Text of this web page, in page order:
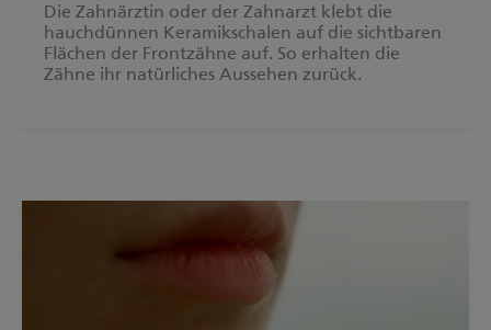
Die Zahnärztin oder der Zahnarzt klebt die
hauchdünnen Keramikschalen auf die sichtbaren
Flächen der Frontzähne auf. So erhalten die
Zähne ihr natürliches Aussehen zurück.